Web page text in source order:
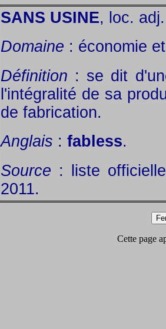
SANS USINE, loc. adj.
Domaine : économie
Définition : se dit
l'intégralité de sa
de fabrication.
Anglais : fabless.
Source : liste
2011.
Cette page